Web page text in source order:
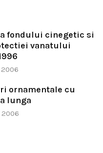
fondului cinegetic si
vanatului
ornamentale cu
lunga